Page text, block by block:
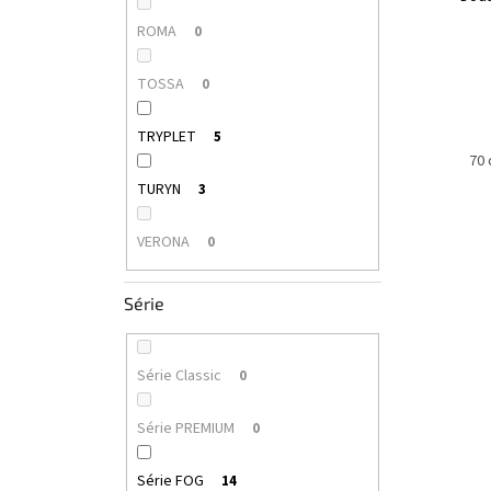
ROMA 0
TOSSA 0
TRYPLET 5
TURYN 3
VERONA 0
Série
Série Classic 0
Série PREMIUM 0
Série FOG 14
70